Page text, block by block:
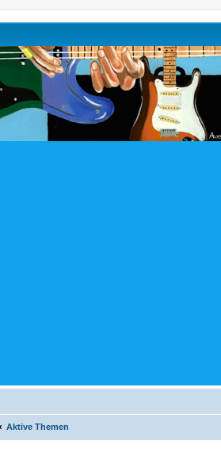
Aktive Themen